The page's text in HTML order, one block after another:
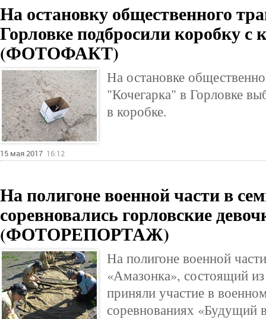
На остановку общественного
Горловке подбросили коробку с
(ФОТОФАКТ)
На остановке
"Кочегарка" в Горловке
в коробке.
15 мая 2017 16:12
На полигоне военной части в
соревновались горловские
(ФОТОРЕПОРТАЖ)
На полигоне военной
«Амазонка», состоящий
приняли участие в
соревнованиях «Будущий